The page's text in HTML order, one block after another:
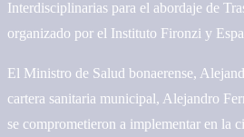
Interdisciplinarias para el abordaje de
organizado por el Instituto Fironzi y
El Ministro de Salud bonaerense,
cartera sanitaria municipal, Alejandro
se comprometieron a implementar en la